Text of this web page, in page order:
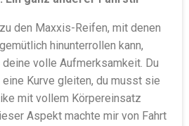
den Maxxis-Reifen, mit denen
hinunterrollen kann,
volle Aufmerksamkeit. Du
Kurve gleiten, du musst sie
mit vollem Körpereinsatz
Aspekt machte mir von Fahrt